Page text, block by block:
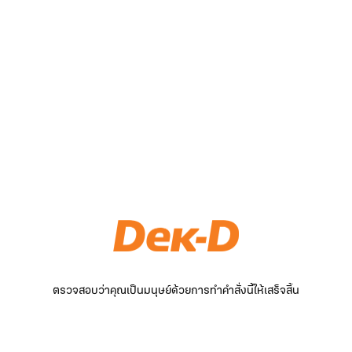
ตรวจสอบว่าคุณเป็นมนุษย์ด้วยการทำคำสั่งนี้ให้เสร็จสิ้น